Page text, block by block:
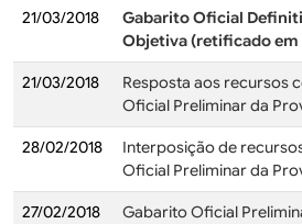
21/03/2018
Gabarito Oficial
Objetiva (retificado em
21/03/2018
Resposta aos recursos
Oficial Preliminar da
28/02/2018
Interposição de
Oficial Preliminar da
27/02/2018
Gabarito Oficial